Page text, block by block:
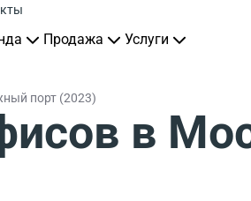
Продажа Услуги
порт (2023)
в